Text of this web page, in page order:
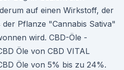
auf einen Wirkstoff, der
der Pflanze "Cannabis Sativa"
wird. CBD-Öle -
Öle von CBD VITAL
Öle von 5% bis zu 24%.